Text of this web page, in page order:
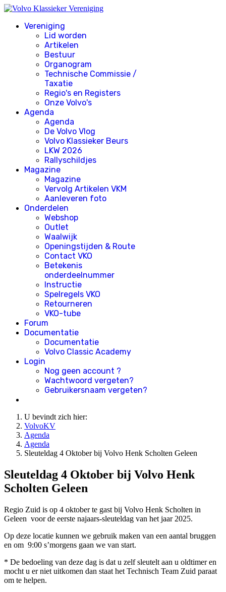
Vereniging
Lid worden
Artikelen
Bestuur
Organogram
Technische Commissie /
Taxatie
Regio's en Registers
Onze Volvo's
Agenda
Agenda
De Volvo Vlog
Volvo Klassieker Beurs
LKW 2026
Rallyschildjes
Magazine
Magazine
Vervolg Artikelen VKM
Aanleveren foto
Onderdelen
Webshop
Outlet
Waalwijk
Openingstijden & Route
Contact VKO
Betekenis
onderdeelnummer
Instructie
Spelregels VKO
Retourneren
VKO-tube
Forum
Documentatie
Documentatie
Volvo Classic Academy
Login
Nog geen account ?
Wachtwoord vergeten?
Gebruikersnaam vergeten?
U bevindt zich hier:
VolvoKV
Agenda
Agenda
Sleuteldag 4 Oktober bij Volvo Henk Scholten Geleen
Sleuteldag 4 Oktober bij Volvo Henk
Scholten Geleen
Regio Zuid is op 4 oktober te gast bij Volvo Henk Scholten in
Geleen voor de eerste najaars-sleuteldag van het jaar 2025.
Op deze locatie kunnen we gebruik maken van een aantal bruggen
en om 9:00 s’morgens gaan we van start.
* De bedoeling van deze dag is dat u zelf sleutelt aan u oldtimer en
mocht u er niet uitkomen dan staat het Technisch Team Zuid paraat
om te helpen.